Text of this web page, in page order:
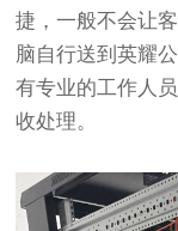
捷，一般不会让
脑自行送到英耀
有专业的工作人
收处理。